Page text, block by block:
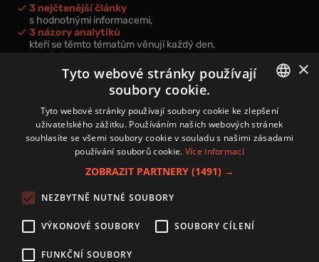
3 nejčtenější články
s hodnotnými informacemi,
3 názory analytiků
kteří se těmto tématům věnují každý den,
nová videa a podcasty
k prohloubení vašich znalostí.
Přihlášením k newsletteru vyjadřujete svůj souhlas spodmínkami
zpracování osobních údajů.
Zásady používání souborů cookies
Autoři
Nastavení cookies
CZECH
×
Tyto webové stránky používají
soubory cookie.
Tyto webové stránky používají soubory cookie ke zlepšení
uživatelského zážitku. Používáním našich webových stránek
souhlasíte se všemi soubory cookie v souladu s našimi zásadami
používání souborů cookie. Více informací
ZOBRAZIT PARTNERY (1491) →
NEZBYTNĚ NUTNÉ SOUBORY
VÝKONOVÉ SOUBORY SOUBORY CÍLENÍ
FUNKČNÍ SOUBORY